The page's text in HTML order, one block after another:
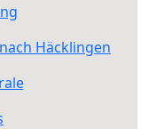
Häcklingen